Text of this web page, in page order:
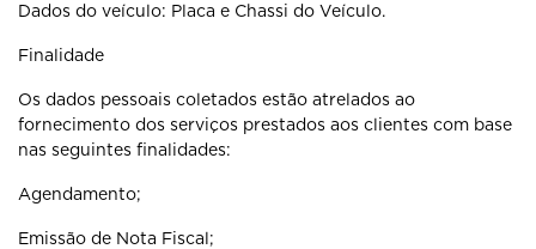
Dados do veículo: Placa e Chassi do Veículo.
Finalidade
Os dados pessoais coletados estão atrelados ao
fornecimento dos serviços prestados aos clientes com base
nas seguintes finalidades:
Agendamento;
Emissão de Nota Fiscal;